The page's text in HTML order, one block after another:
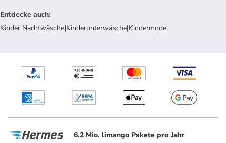
Entdecke auch:
Kinder Nachtwäsche|Kinderunterwäsche|Kindermode
6.2 Mio. limango Pakete pro Jahr